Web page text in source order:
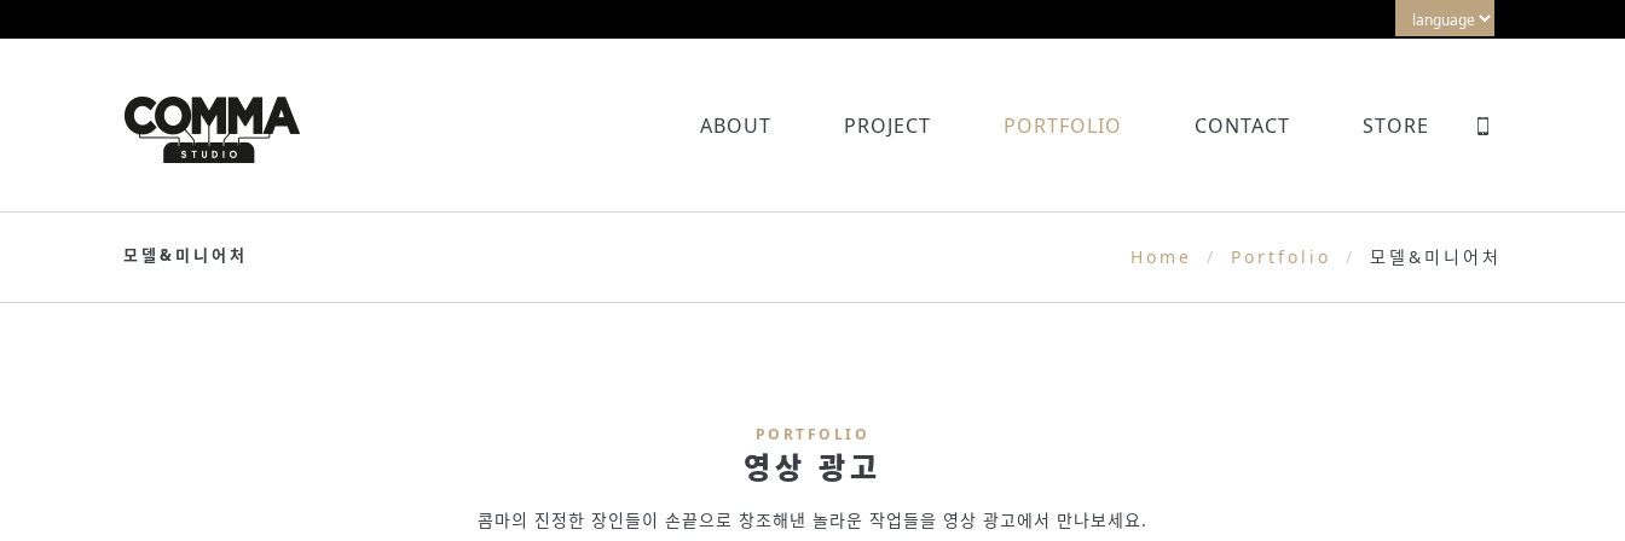
ABOUT PROJECT PORTFOLIO CONTACT STORE
모델&미니어처 Home Portfolio 모델&미니어처
PORTFOLIO
영상 광고
콤마의 진정한 장인들이 손끝으로 창조해낸 놀라운 작업들을 영상 광고에서 만나보세요.